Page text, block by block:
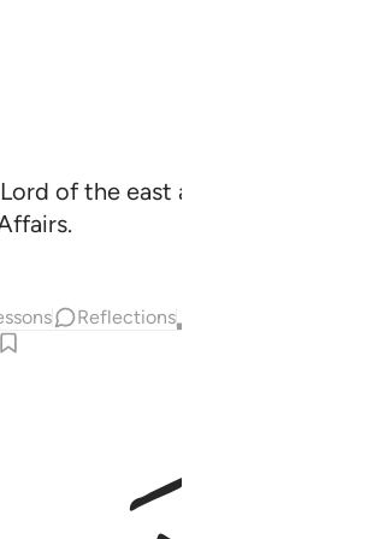
Lord of the east and the west.
Reflections